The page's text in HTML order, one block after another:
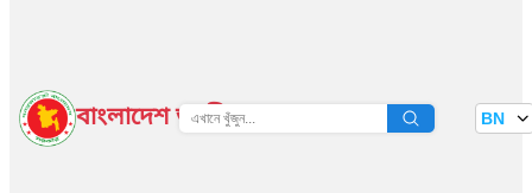
বাংলাদেশ জাতীয় তথ্য বাতায়ন BN